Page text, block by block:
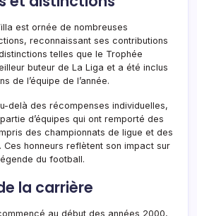
est ornée de nombreuses
reconnaissant ses contributions
telles que le Trophée
buteur de La Liga et a été inclus
de l’équipe de l’année.
delà des récompenses individuelles,
d’équipes qui ont remporté des
des championnats de ligue et des
Ces honneurs reflètent son impact sur
du football.
la carrière
au début des années 2000,